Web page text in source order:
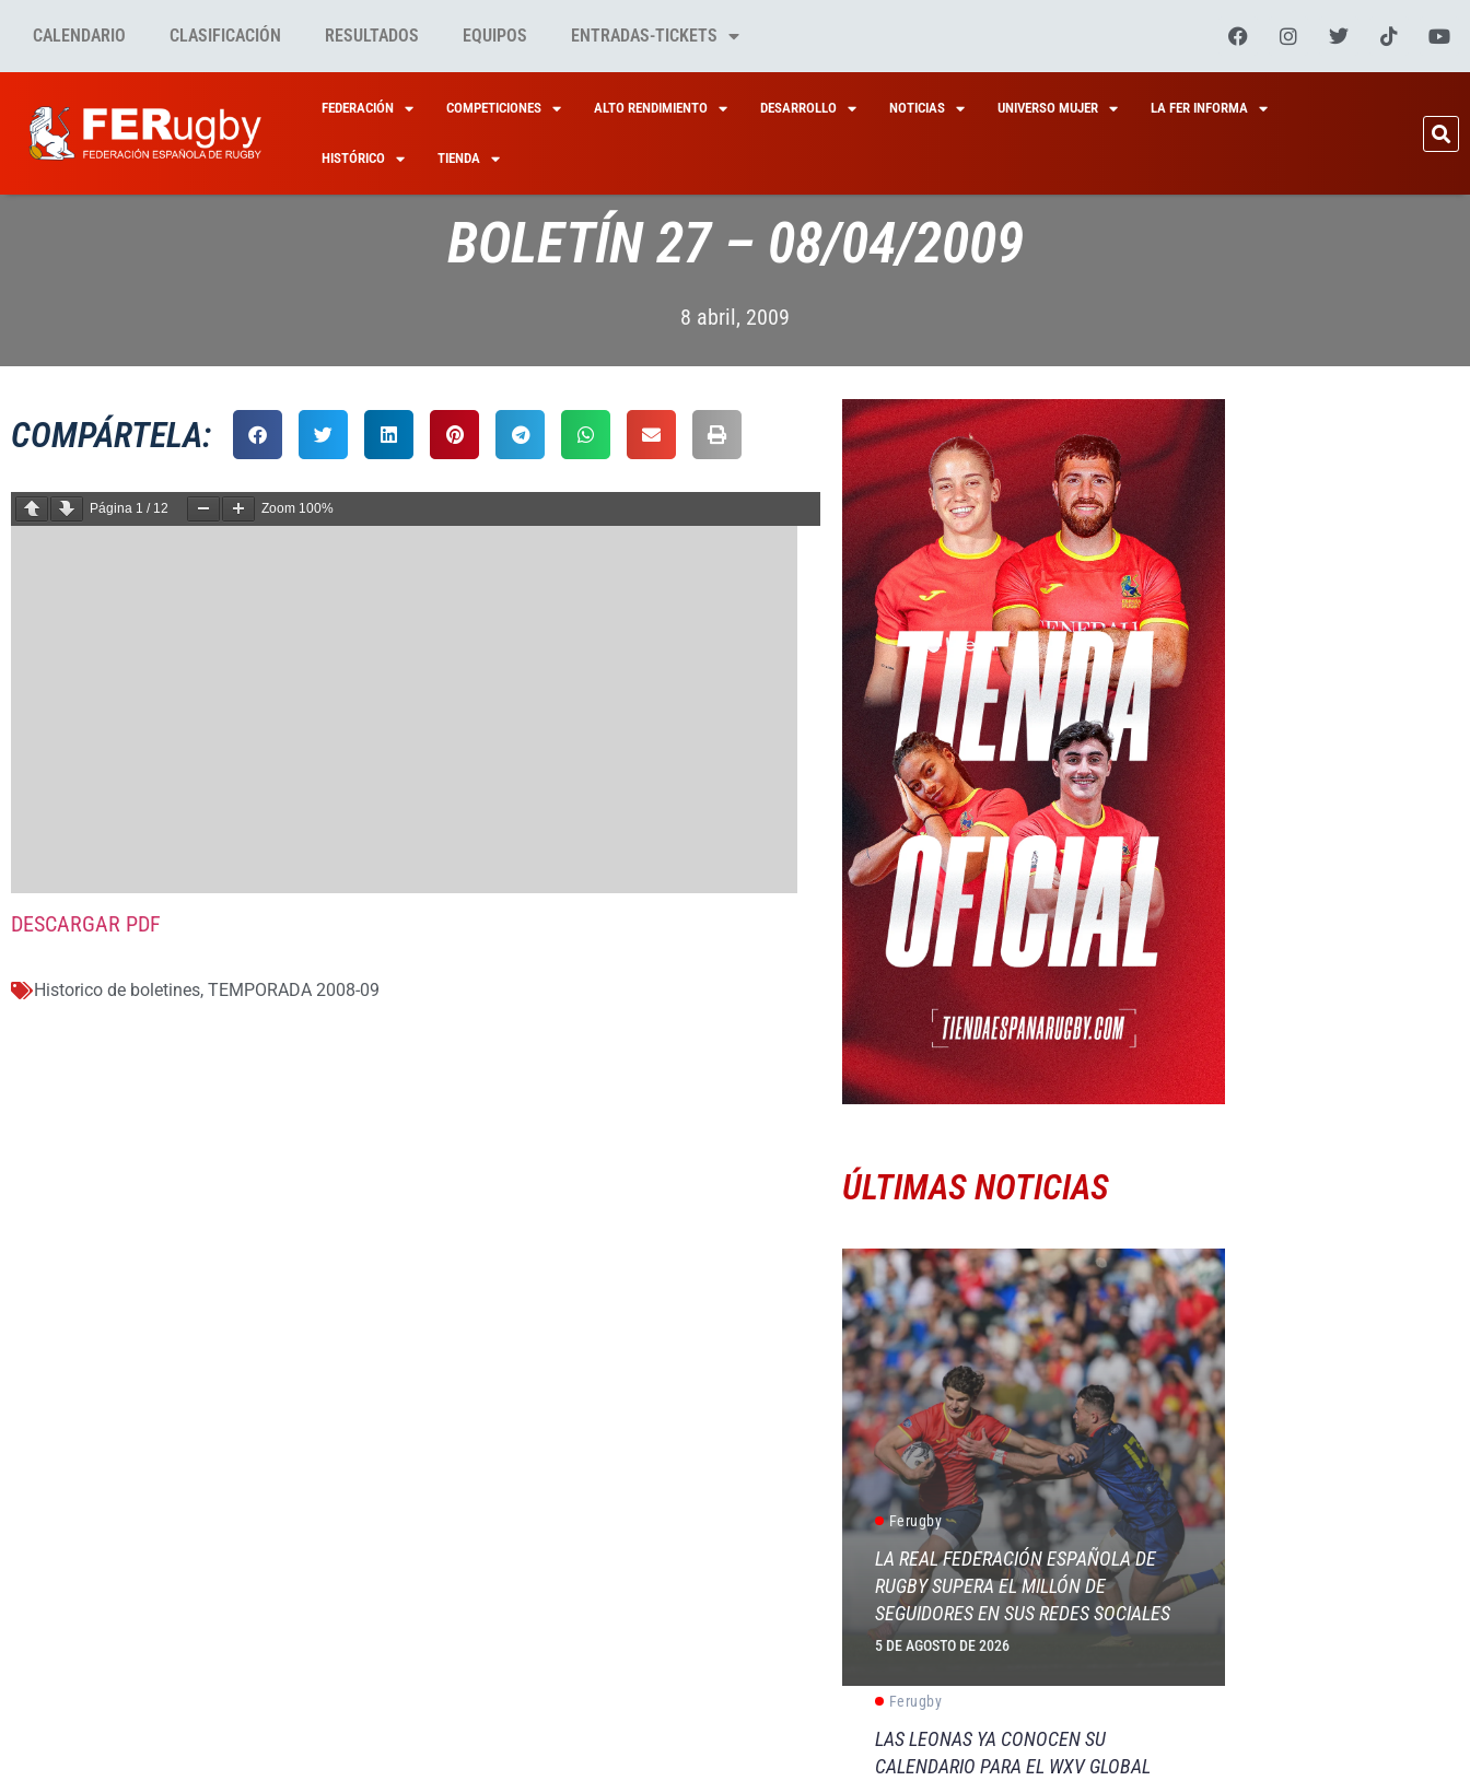
CALENDARIO CLASIFICACIÓN RESULTADOS EQUIPOS ENTRADAS-TICKETS
FEDERACIÓN COMPETICIONES ALTO RENDIMIENTO DESARROLLO NOTICIAS UNIVERSO MUJER LA FER INFORMA
HISTÓRICO TIENDA
BOLETÍN 27 – 08/04/2009
8 abril, 2009
COMPÁRTELA:
Página 1 / 12 Zoom 100%
DESCARGAR PDF
Historico de boletines, TEMPORADA 2008-09
ÚLTIMAS NOTICIAS
Ferugby
LA REAL FEDERACIÓN ESPAÑOLA DE
RUGBY SUPERA EL MILLÓN DE
SEGUIDORES EN SUS REDES SOCIALES
5 DE AGOSTO DE 2026
Ferugby
LAS LEONAS YA CONOCEN SU
CALENDARIO PARA EL WXV GLOBAL